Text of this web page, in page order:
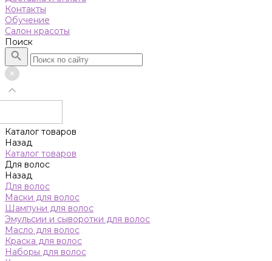
Контакты
Обучение
Салон красоты
Поиск
Каталог товаров
Назад
Каталог товаров
Для волос
Назад
Для волос
Маски для волос
Шампуни для волос
Эмульсии и сыворотки для волос
Масло для волос
Краска для волос
Наборы для волос